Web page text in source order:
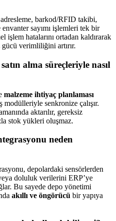
barkod/RFID takibi,
sayımı işlemleri tek bir
işlem hatalarını ortadan kaldırarak
gücü verimliliğini artırır.
alma süreçleriyle nasıl
malzeme ihtiyaç planlaması
modülleriyle senkronize çalışır.
aktarılır, gereksiz
stok yükleri oluşmaz.
neden
depolardaki sensörlerden
doluluk verilerini ERP’ye
Bu sayede depo yönetimi
akıllı ve öngörücü bir yapıya